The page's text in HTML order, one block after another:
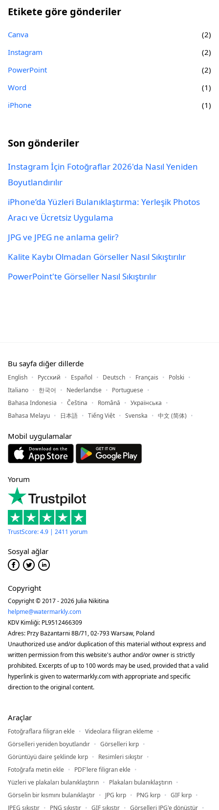
Etikete göre gönderiler
Canva
(2)
Instagram
(2)
PowerPoint
(2)
Word
(1)
iPhone
(1)
Son gönderiler
Instagram İçin Fotoğraflar 2026'da Nasıl Yeniden
Boyutlandırılır
iPhone’da Yüzleri Bulanıklaştırma: Yerleşik Photos
Aracı ve Ücretsiz Uygulama
JPG ve JPEG ne anlama gelir?
Kalite Kaybı Olmadan Görseller Nasıl Sıkıştırılır
PowerPoint'te Görseller Nasıl Sıkıştırılır
Bu sayfa diğer dillerde
English Русский Español Deutsch Français
Polski
Italiano
한국어 Nederlandse
Portuguese
Bahasa Indonesia
Čeština Română
Українська
Bahasa Melayu
日本語 Tiếng Việt Svenska 中文 (简体)
Mobil uygulamalar
Yorum
TrustScore: 4.9 | 2411 yorum
Sosyal ağlar
Copyright
Copyright © 2017 - 2026 Julia Nikitina
helpme@watermarkly.com
KDV Kimliği: PL9512466309
Adres: Przy Bażantarni 8B/71, 02-793 Warsaw, Poland
Unauthorized use and/or duplication of this material without express and
written permission from this website's author and/or owner is strictly
prohibited. Excerpts of up to 100 words may be used, provided that a valid
hyperlink is given to watermarkly.com with appropriate and specific
direction to the original content.
Araçlar
Fotoğraflara filigran ekle
Videolara filigran ekleme
Görselleri yeniden boyutlandır
Görselleri kırp
Görüntüyü daire şeklinde kırp
Resimleri sıkıştır
Fotoğrafa metin ekle
PDF'lere filigran ekle
Yüzleri ve plakaları bulanıklaştırın
Plakaları bulanıklaştırın
Görselin bir kısmını bulanıklaştır
JPG kırp PNG kırp
GIF kırp
JPEG sıkıştır
PNG sıkıştır GIF sıkıştır Görselleri JPG'e dönüştür